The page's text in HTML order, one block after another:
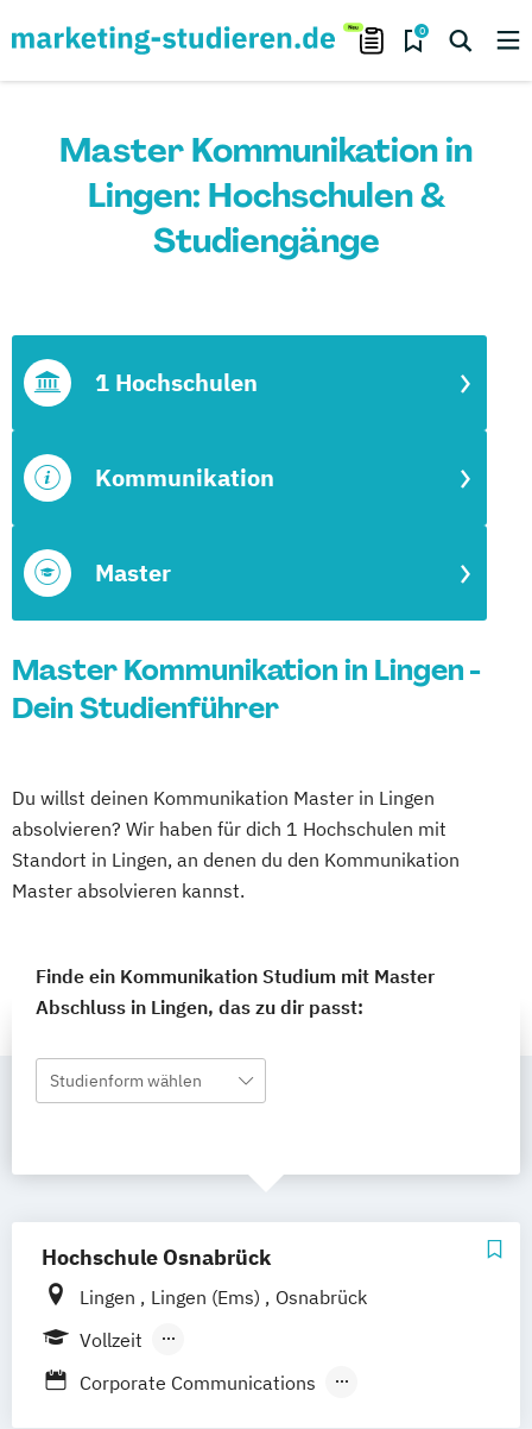
0
Master Kommunikation in
Lingen: Hochschulen &
Studiengänge
Master
Kommunikation
1 Hochschulen
Master Kommunikation in Lingen -
Dein Studienführer
Du willst deinen Kommunikation Master in Lingen
absolvieren? Wir haben für dich 1 Hochschulen mit
Standort in Lingen, an denen du den Kommunikation
Master absolvieren kannst.
Finde ein Kommunikation Studium mit Master
Abschluss in Lingen, das zu dir passt:
Studienform wählen
Hochschule Osnabrück
Lingen Lingen (Ems)
Osnabrück
Vollzeit
Berufsbegleitendes Präsenzstudium
Corporate Communications